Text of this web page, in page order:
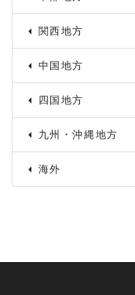
関西地方
中国地方
四国地方
九州・沖縄地方
海外